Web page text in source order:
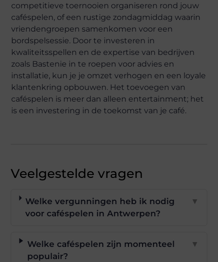
competitieve toernooien organiseren rond jouw
caféspelen, of een rustige zondagmiddag waarin
vriendengroepen samenkomen voor een
bordspelsessie. Door te investeren in
kwaliteitsspellen en de expertise van bedrijven
zoals Bastenie in te roepen voor advies en
installatie, kun je je omzet verhogen en een loyale
klantenkring opbouwen. Het toevoegen van
caféspelen is meer dan alleen entertainment; het
is een investering in de toekomst van je café.
Veelgestelde vragen
Welke vergunningen heb ik nodig
voor caféspelen in Antwerpen?
▼
Welke caféspelen zijn momenteel
populair?
▼